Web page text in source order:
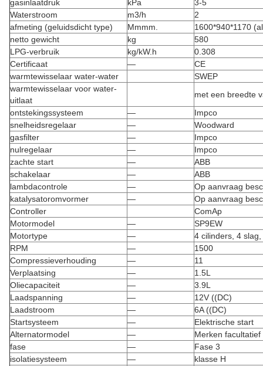
gasinlaatdruk kPa
3-5
Waterstroom
m3/h
2
afmeting (geluidsdicht type)
Mmmm.
1600*940*1170
netto gewicht
kg
580
LPG-verbruik
kg/kW.h
0.308
Certificaat
—
CE
warmtewisselaar water-water
SWEP
warmtewisselaar voor water-
uitlaat
met een breedte
ontstekingssysteem
—
Impco
snelheidsregelaar
—
Woodward
gasfilter
—
Impco
nulregelaar
—
Impco
zachte start
—
ABB
schakelaar
—
ABB
lambdacontrole
—
Op aanvraag
katalysatoromvormer
—
Op aanvraag
Controller
ComAp
Motormodel
—
SP9EW
Motortype
—
4 cilinders, 4
RPM
—
1500
Compressieverhouding
—
11
Verplaatsing
—
1.5L
Oliecapaciteit
—
3.9L
Laadspanning
—
12V ((DC)
Laadstroom
—
6A ((DC)
Startsysteem
—
Elektrische start
Alternatormodel
—
Merken facultatief
fase
—
Fase 3
isolatiesysteem
—
klasse H